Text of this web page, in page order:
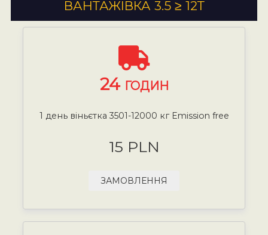
ВАНТАЖІВКА 3.5 ≥ 12Т
24 ГОДИН
1 день віньєтка 3501-12000 кг Emission free
15 PLN
ЗАМОВЛЕННЯ